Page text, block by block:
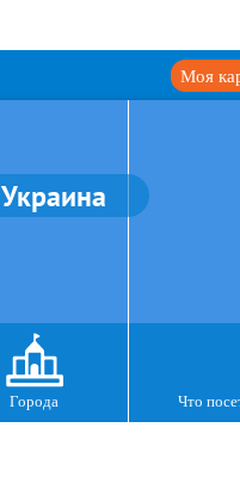
Моя
Украина
Города Что